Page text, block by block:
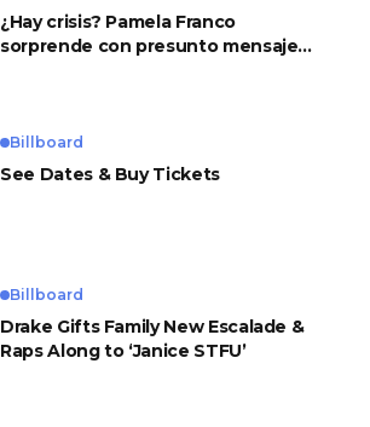
¿Hay crisis? Pamela Franco
sorprende con presunto mensaje
Billboard
See Dates & Buy Tickets
Billboard
Drake Gifts Family New Escalade &
Raps Along to ‘Janice STFU’